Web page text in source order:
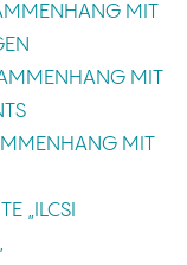
MIT
MIT
MIT
„ILCSI